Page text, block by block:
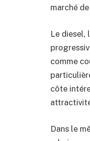
marché de
Le diesel,
comme
côte
Dans le